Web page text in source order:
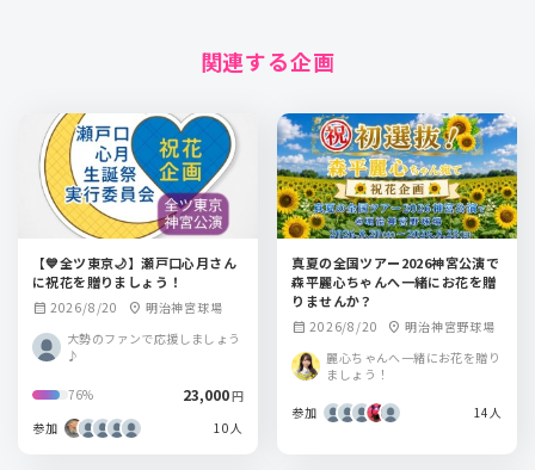
関連する企画
【💙全ツ東京🌙】瀬戸口心月さん
に祝花を贈りましょう！
calendar_month 2026/8/20 location_on 明治神宮球場
大勢のファンで応援しましょう
♪
76% 23,000円
参加
10人
真夏の全国ツアー2026神宮公演で
森平麗心ちゃんへ一緒にお花を贈
りませんか？
calendar_month 2026/8/20 location_on 明治神宮野球場
麗心ちゃんへ一緒にお花を贈り
ましょう！
参加 14人